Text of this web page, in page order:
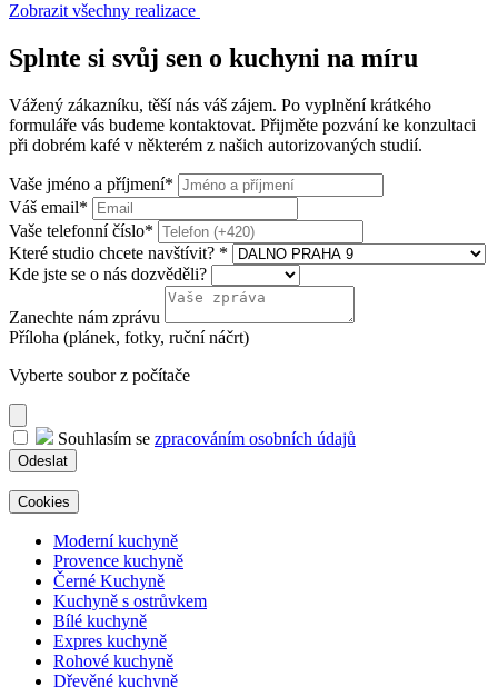
Zobrazit všechny realizace
Splnte si svůj sen o kuchyni na míru
Vážený zákazníku, těší nás váš zájem. Po vyplnění krátkého
formuláře vás budeme kontaktovat. Přijměte pozvání ke konzultaci
při dobrém kafé v některém z našich autorizovaných studií.
Vaše jméno a příjmení*
Váš email*
Vaše telefonní číslo*
Které studio chcete navštívit? *
Kde jste se o nás dozvěděli?
Zanechte nám zprávu
Příloha (plánek, fotky, ruční náčrt)
Vyberte soubor z počítače
Souhlasím se zpracováním osobních údajů
Odeslat
Cookies
Moderní kuchyně
Provence kuchyně
Černé Kuchyně
Kuchyně s ostrůvkem
Bílé kuchyně
Expres kuchyně
Rohové kuchyně
Dřevěné kuchyně